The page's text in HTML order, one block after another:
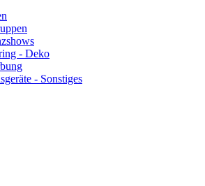
- Deko
- Sonstiges